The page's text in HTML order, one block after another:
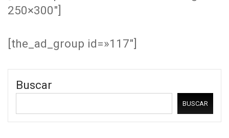
250×300″]
[the_ad_group id=»117″]
Buscar
BUSCAR